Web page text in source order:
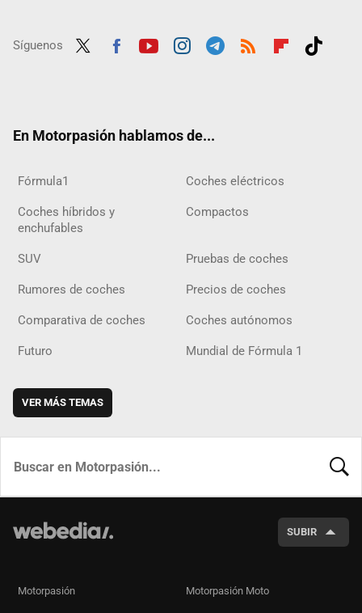
Síguenos
En Motorpasión hablamos de...
Fórmula1 Coches eléctricos
Coches híbridos y
enchufables
Compactos
SUV Pruebas de coches
Rumores de coches Precios de coches
Comparativa de coches Coches autónomos
Futuro Mundial de Fórmula 1
VER MÁS TEMAS
SUBIR
Motorpasión Motorpasión Moto